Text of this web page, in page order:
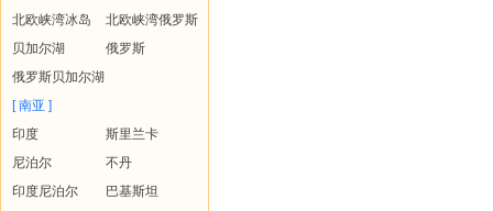
北欧峡湾冰岛
北欧峡湾俄罗斯
贝加尔湖
俄罗斯
俄罗斯贝加尔湖
[ 南亚 ]
印度
斯里兰卡
尼泊尔
不丹
印度尼泊尔
巴基斯坦